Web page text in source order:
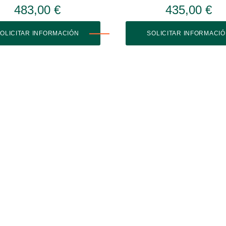
483,00 €
INFORMACIÓN
435,00 €
SOLICITAR